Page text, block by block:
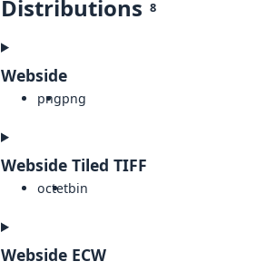
Distributions 8
Webside
pngpng
Webside Tiled TIFF
octetbin
Webside ECW